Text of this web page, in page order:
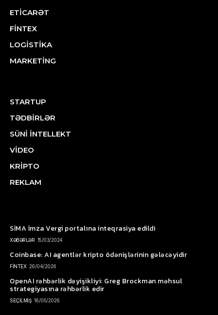
ETİCARƏT
FİNTEX
LOGİSTİKA
MARKETİNG
STARTUP
TƏDBİRLƏR
SÜNİ İNTELLEKT
VİDEO
KRİPTO
REKLAM
SİMA İmza Vergi portalına inteqrasiya edildi
XƏBƏRLƏR 15/03/2024
Coinbase: AI agentlər kripto ödənişlərinin gələcəyidir
FİNTEX 26/04/2026
OpenAI rəhbərlik dəyişikliyi: Greg Brockman məhsul
strategiyasına rəhbərlik edir
SEÇİLMİŞ 16/05/2026